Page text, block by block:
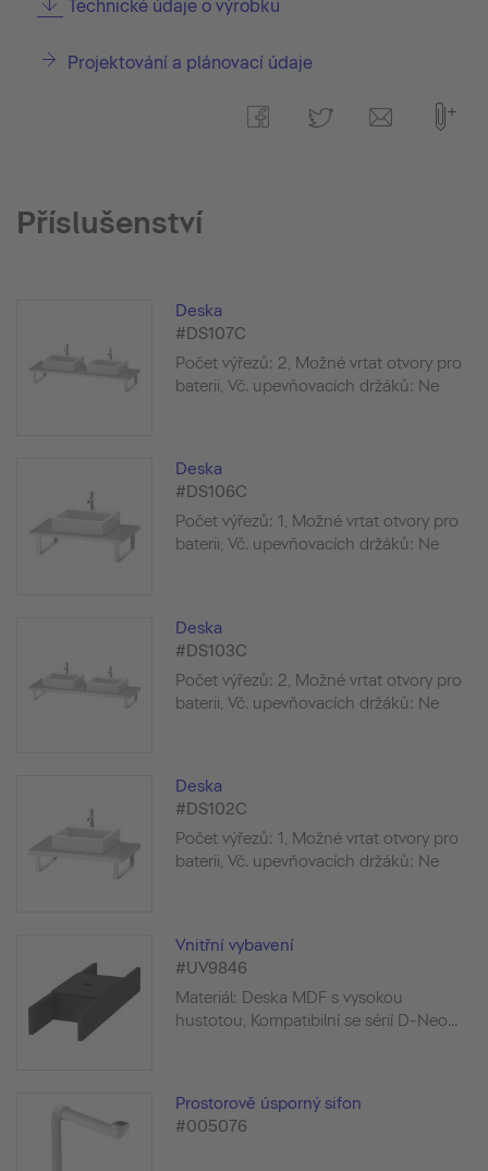
Technické údaje o výrobku
Projektování a plánovací údaje
Příslušenství
Deska
#DS107C
Počet výřezů: 2, Možné vrtat otvory pro
baterii, Vč. upevňovacích držáků: Ne
Deska
#DS106C
Počet výřezů: 1, Možné vrtat otvory pro
baterii, Vč. upevňovacích držáků: Ne
Deska
#DS103C
Počet výřezů: 2, Možné vrtat otvory pro
baterii, Vč. upevňovacích držáků: Ne
Deska
#DS102C
Počet výřezů: 1, Možné vrtat otvory pro
baterii, Vč. upevňovacích držáků: Ne
Vnitřní vybavení
#UV9846
Materiál: Deska MDF s vysokou
hustotou, Kompatibilní se sérií D-Neo...
Prostorově úsporný sifon
#005076